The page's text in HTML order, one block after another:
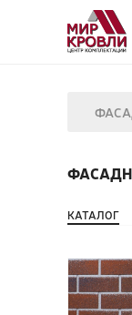
КАТАЛОГ